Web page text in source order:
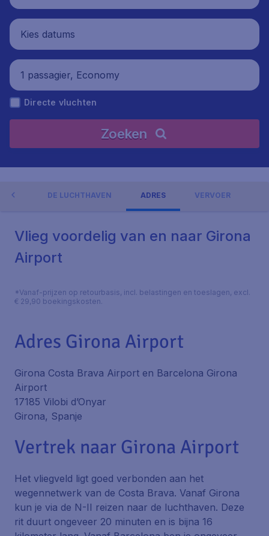
Kies datums
1 passagier, Economy
Directe vluchten
Zoeken
DE LUCHTHAVEN ADRES VERVOER
Vlieg voordelig van en naar Girona
Airport
*Vanaf-prijzen op retourbasis, incl. belastingen en toeslagen, excl.
€ 29,90 boekingskosten.
Adres Girona Airport
Girona Costa Brava Airport en Barcelona Girona
Airport
17185 Vilobi d’Onyar
Girona, Spanje
Vertrek naar Girona Airport
Het vliegveld ligt goed verbonden aan het
wegennetwerk van de Costa Brava. Vanaf Girona
kun je via de N-II reizen naar de luchthaven. Deze
rit duurt ongeveer 20 minuten en is bijna 16